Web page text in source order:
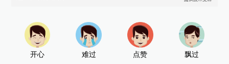
开心 难过 点赞 飘过